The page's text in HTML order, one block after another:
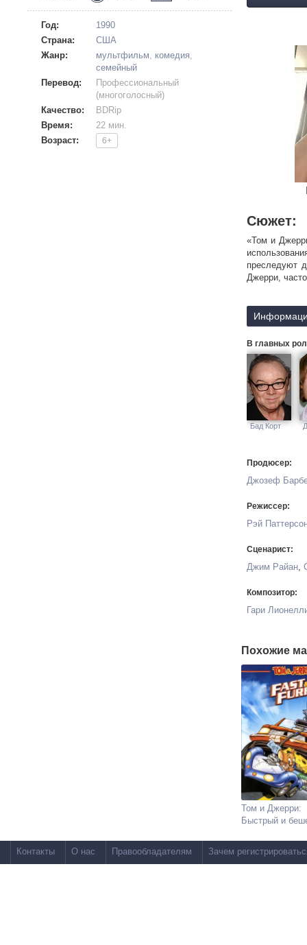
Год:
1990
Страна:
США
Жанр:
мультфильм, комедия,
семейный
Перевод:
Профессиональный
(многоголосный)
Качество:
BDRip
Время:
22 мин.
Возраст:
6+
Сюжет:
«Том и
преследуют
Джерри,
В главных
Бад Корт
Продюсер:
Джозеф
Режиссер:
Рэй
Сценарист:
Джим Райан,
Композитор:
Гари
Похожие
Том и Джерри:
Быстрый и
Контакты О нас Правообладателям Зачем